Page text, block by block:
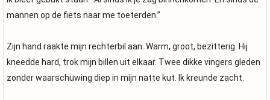
mannen op de fiets naar me toeterden.”
Zijn hand raakte mijn rechterbil aan. Warm, groot, bezitterig. Hij
kneedde hard, trok mijn billen uit elkaar. Twee dikke vingers gleden
zonder waarschuwing diep in mijn natte kut. Ik kreunde zacht.